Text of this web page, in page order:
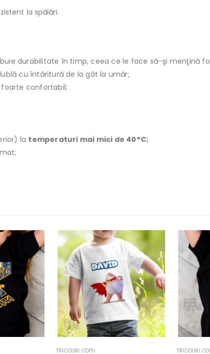
la spălări.
durabilitate în timp, ceea ce le face să-şi menţină
cu întăritură de la gât la umăr;
confortabil;
la temperaturi mai mici de 40°C;
TRICOURI COPII TRICOURI COPII